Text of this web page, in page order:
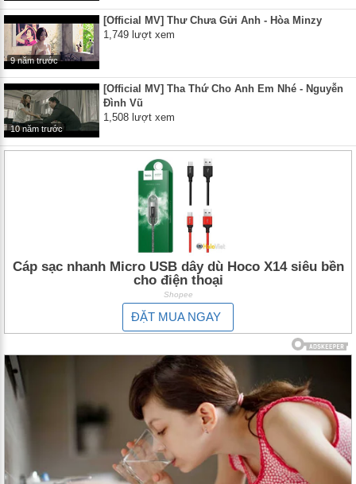
9 năm trước
[Official MV] Thư Chưa Gửi Anh - Hòa Minzy
1,749 lượt xem
10 năm trước
[Official MV] Tha Thứ Cho Anh Em Nhé - Nguyễn
Đình Vũ
1,508 lượt xem
Cáp sạc nhanh Micro USB dây dù Hoco X14 siêu bền
cho điện thoại
Shopee
ĐẶT MUA NGAY